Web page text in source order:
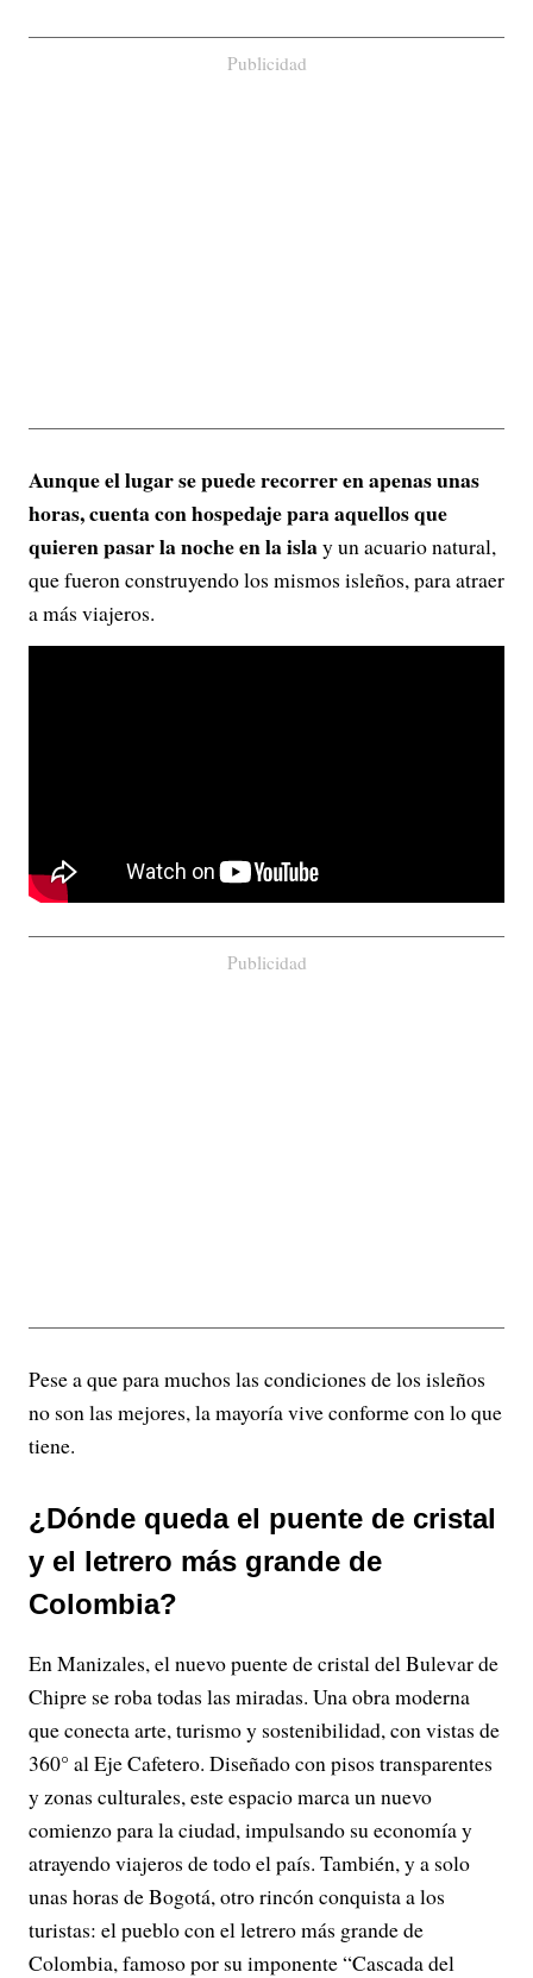
Publicidad
Aunque el lugar se puede recorrer en apenas unas
horas, cuenta con hospedaje para aquellos que
quieren pasar la noche en la islay un acuario natural,
que fueron construyendo los mismos isleños, para atraer
a más viajeros.
Publicidad
Pese a que para muchos las condiciones de los isleños
no son las mejores, la mayoría vive conforme con lo que
tiene.
¿Dónde queda el puente de cristal
y el letrero más grande de
Colombia?
En Manizales, el nuevo puente de cristal del Bulevar de
Chipre se roba todas las miradas. Una obra moderna
que conecta arte, turismo y sostenibilidad, con vistas de
360° al Eje Cafetero. Diseñado con pisos transparentes
y zonas culturales, este espacio marca un nuevo
comienzo para la ciudad, impulsando su economía y
atrayendo viajeros de todo el país. También, y a solo
unas horas de Bogotá, otro rincón conquista a los
turistas: el pueblo con el letrero más grande de
Colombia, famoso por su imponente “Cascada del